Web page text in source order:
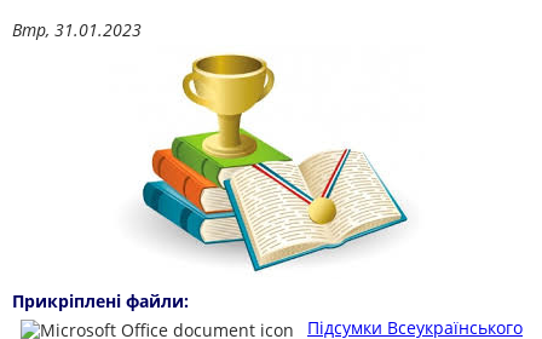
Втр, 31.01.2023
Прикріплені файли:
Підсумки Всеукраїнського